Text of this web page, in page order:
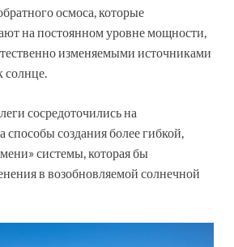
осмоса, которые
на постоянном уровне мощности,
изменяемыми источниками
солнце.
сосредоточились на
способы создания более гибкой,
системы, которая бы
в возобновляемой солнечной